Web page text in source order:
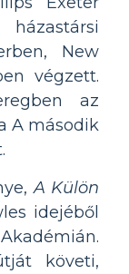
New
végzett.
az
A második
A Külön
idejéből
követi,